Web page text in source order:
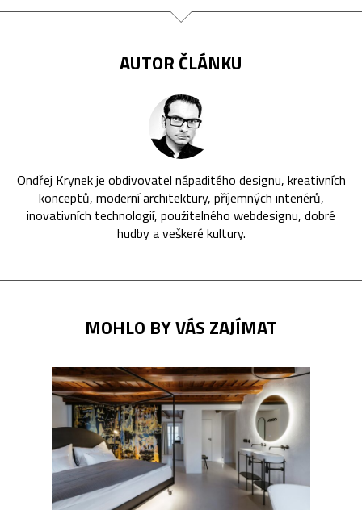
AUTOR ČLÁNKU
Ondřej Krynek je obdivovatel nápaditého designu, kreativních
konceptů, moderní architektury, příjemných interiérů,
inovativních technologií, použitelného webdesignu, dobré
hudby a veškeré kultury.
MOHLO BY VÁS ZAJÍMAT